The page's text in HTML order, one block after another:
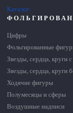
Каталог
Цифры
Фольгированные
Звезды, сердца, круги
Звезды, сердца, круги
Ходячие фигуры
Полумесяцы и сферы
Воздушные надписи